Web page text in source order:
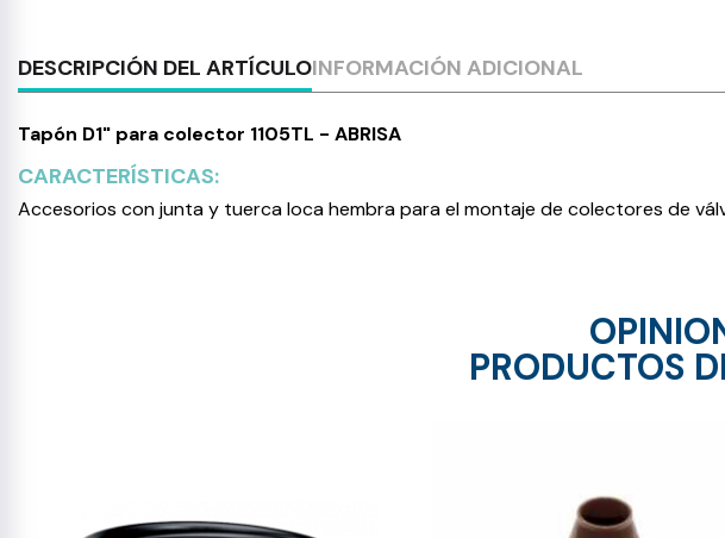
DESCRIPCIÓN DEL ARTÍCULOINFORMACIÓN ADICIONAL
Tapón D1" para colector 1105TL - ABRISA
CARACTERÍSTICAS:
Accesorios con junta y tuerca loca hembra para el montaje de colectores de
PRODUCTOS